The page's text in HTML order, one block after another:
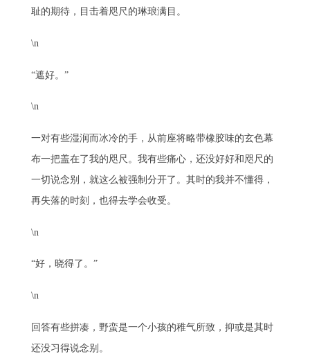
耻的期待，目击着咫尺的琳琅满目。
\n
“遮好。”
\n
一对有些湿润而冰冷的手，从前座将略带橡胶味的玄色幕
布一把盖在了我的咫尺。我有些痛心，还没好好和咫尺的
一切说念别，就这么被强制分开了。其时的我并不懂得，
再失落的时刻，也得去学会收受。
\n
“好，晓得了。”
\n
回答有些拼凑，野蛮是一个小孩的稚气所致，抑或是其时
还没习得说念别。